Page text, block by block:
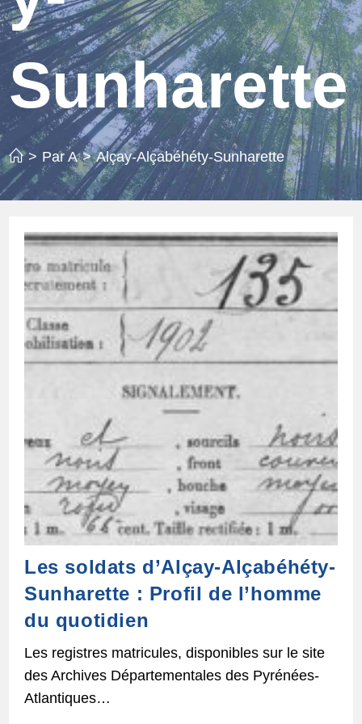
Sunharette
> Par A > Alçay-Alçabéhéty-Sunharette
Les soldats d’Alçay-Alçabéhéty-
Sunharette : Profil de l’homme
du quotidien
Les registres matricules, disponibles sur le site
des Archives Départementales des Pyrénées-
Atlantiques…